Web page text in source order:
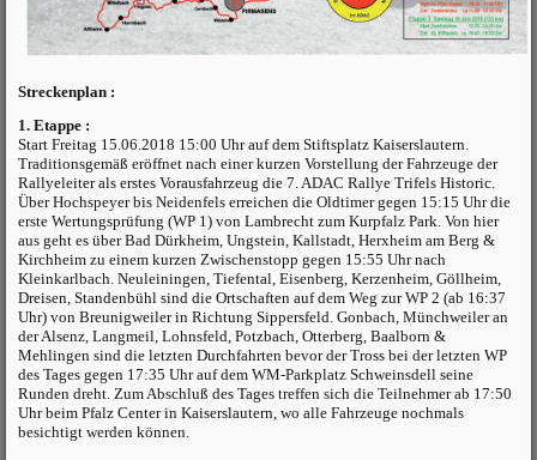
Streckenplan :
1. Etappe :
Start Freitag 15.06.2018 15:00 Uhr auf dem Stiftsplatz Kaiserslautern.
Traditionsgemäß eröffnet nach einer kurzen Vorstellung der Fahrzeuge der
Rallyeleiter als erstes Vorausfahrzeug die 7. ADAC Rallye Trifels Historic.
Über Hochspeyer bis Neidenfels erreichen die Oldtimer gegen 15:15 Uhr die
erste Wertungsprüfung (WP 1) von Lambrecht zum Kurpfalz Park. Von hier
aus geht es über Bad Dürkheim, Ungstein, Kallstadt, Herxheim am Berg &
Kirchheim zu einem kurzen Zwischenstopp gegen 15:55 Uhr nach
Kleinkarlbach. Neuleiningen, Tiefental, Eisenberg, Kerzenheim, Göllheim,
Dreisen, Standenbühl sind die Ortschaften auf dem Weg zur WP 2 (ab 16:37
Uhr) von Breunigweiler in Richtung Sippersfeld. Gonbach, Münchweiler an
der Alsenz, Langmeil, Lohnsfeld, Potzbach, Otterberg, Baalborn &
Mehlingen sind die letzten Durchfahrten bevor der Tross bei der letzten WP
des Tages gegen 17:35 Uhr auf dem WM-Parkplatz Schweinsdell seine
Runden dreht. Zum Abschluß des Tages treffen sich die Teilnehmer ab 17:50
Uhr beim Pfalz Center in Kaiserslautern, wo alle Fahrzeuge nochmals
besichtigt werden können.